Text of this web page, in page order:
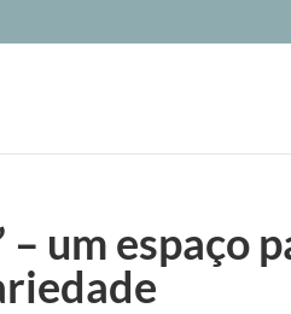
– um espaço